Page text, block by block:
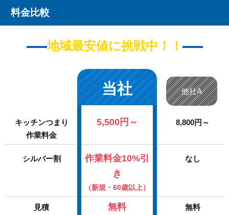
料金比較
地域最安値に挑戦中！！
当社 他社A
キッチンつまり
作業料金
5,500円～ 8,800円～
シルバー割
作業料金10%引
き
（新規・60歳以上）
なし
見積 無料 無料